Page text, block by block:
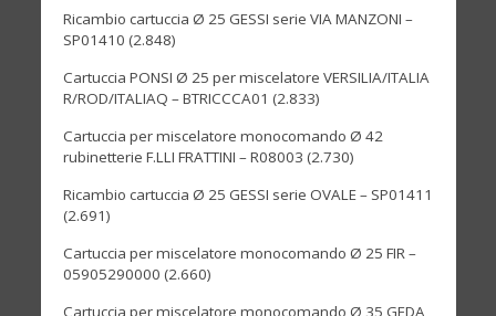
Ricambio cartuccia Ø 25 GESSI serie VIA MANZONI –
SP01410 (2.848)
Cartuccia PONSI Ø 25 per miscelatore VERSILIA/ITALIA
R/ROD/ITALIAQ – BTRICCCA01 (2.833)
Cartuccia per miscelatore monocomando Ø 42
rubinetterie F.LLI FRATTINI – R08003 (2.730)
Ricambio cartuccia Ø 25 GESSI serie OVALE – SP01411
(2.691)
Cartuccia per miscelatore monocomando Ø 25 FIR –
05905290000 (2.660)
Cartuccia per miscelatore monocomando Ø 35 GEDA